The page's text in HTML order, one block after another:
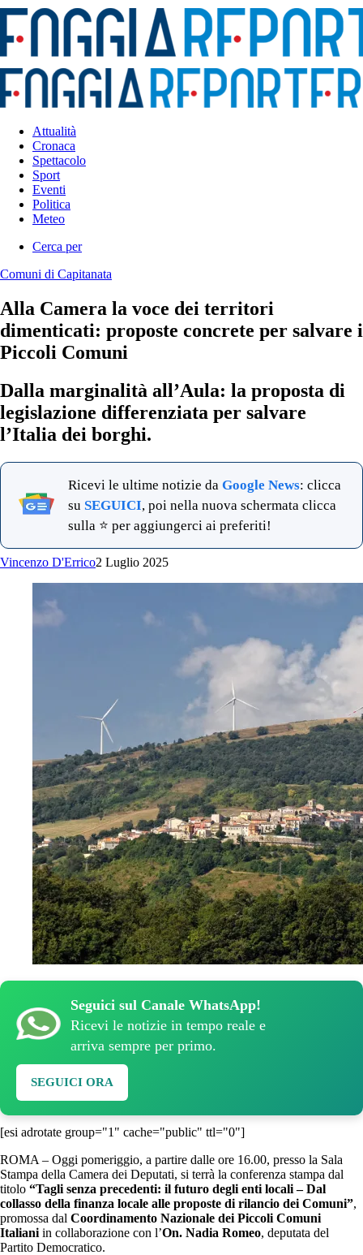
Attualità
Cronaca
Spettacolo
Sport
Eventi
Politica
Meteo
Cerca per
Comuni di Capitanata
Alla Camera la voce dei territori
dimenticati: proposte concrete per salvare i
Piccoli Comuni
Dalla marginalità all’Aula: la proposta di
legislazione differenziata per salvare
l’Italia dei borghi.
Ricevi le ultime notizie da Google News: clicca
su SEGUICI, poi nella nuova schermata clicca
sulla ⭐ per aggiungerci ai preferiti!
Vincenzo D'Errico2 Luglio 2025
Seguici sul Canale WhatsApp!
Ricevi le notizie in tempo reale e
arriva sempre per primo.
SEGUICI ORA
[esi adrotate group="1" cache="public" ttl="0"]
ROMA – Oggi pomeriggio, a partire dalle ore 16.00, presso la Sala
Stampa della Camera dei Deputati, si terrà la conferenza stampa dal
titolo “Tagli senza precedenti: il futuro degli enti locali – Dal
collasso della finanza locale alle proposte di rilancio dei Comuni”,
promossa dal Coordinamento Nazionale dei Piccoli Comuni
Italiani in collaborazione con l’On. Nadia Romeo, deputata del
Partito Democratico.